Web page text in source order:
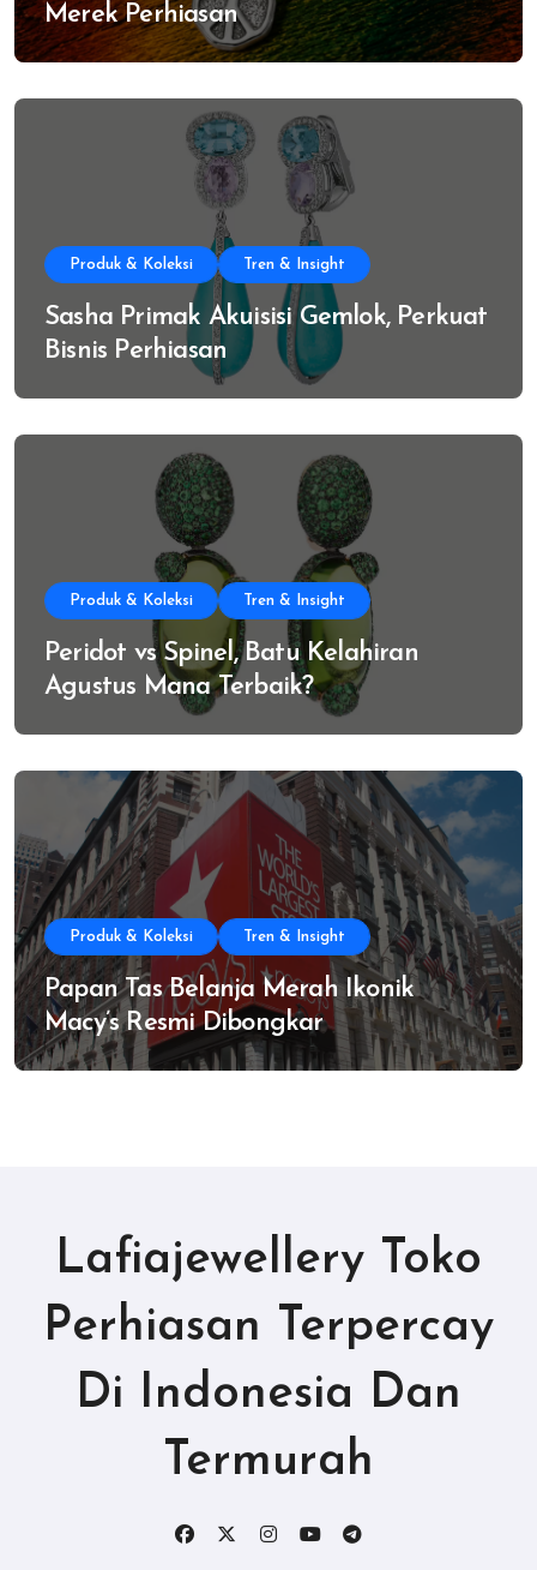
Merek Perhiasan
Produk & Koleksi Tren & Insight
Sasha Primak Akuisisi Gemlok, Perkuat
Bisnis Perhiasan
Produk & Koleksi Tren & Insight
Peridot vs Spinel, Batu Kelahiran
Agustus Mana Terbaik?
Produk & Koleksi Tren & Insight
Papan Tas Belanja Merah Ikonik
Macy’s Resmi Dibongkar
Lafiajewellery Toko
Perhiasan Terpercay
Di Indonesia Dan
Termurah